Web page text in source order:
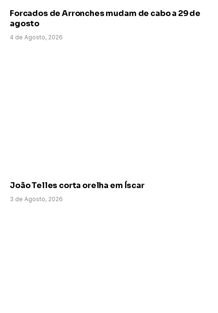
Forcados de Arronches mudam de cabo a 29 de
agosto
4 de Agosto, 2026
João Telles corta orelha em Íscar
3 de Agosto, 2026